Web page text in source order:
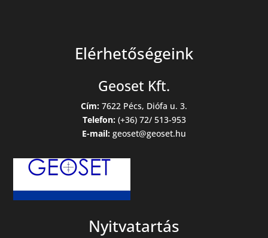
Elérhetőségeink
Geoset Kft.
Cím: 7622 Pécs, Diófa u. 3.
Telefon:(+36) 72/ 513-953
E-mail: geoset@geoset.hu
Nyitvatartás